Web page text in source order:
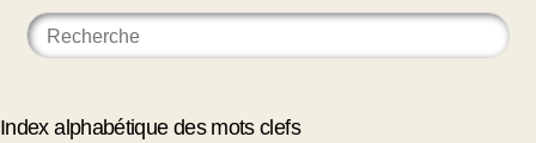
Index alphabétique des mots clefs